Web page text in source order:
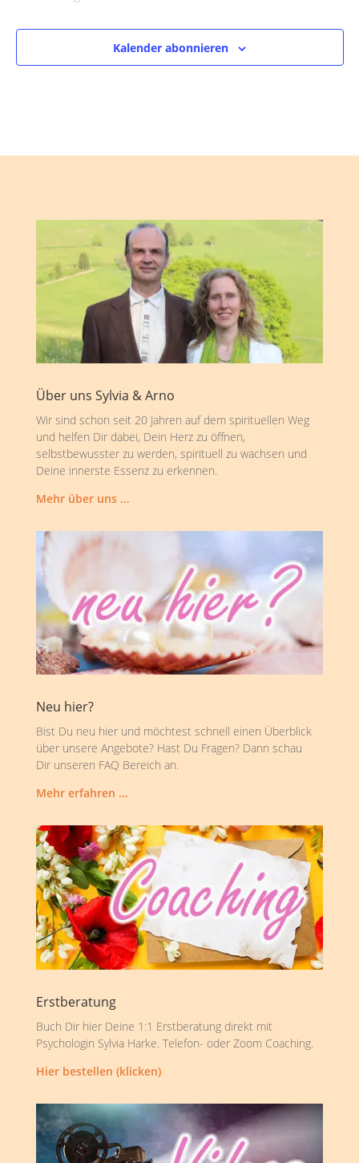
Kalender abonnieren
Über uns Sylvia & Arno
Wir sind schon seit 20 Jahren auf dem spirituellen Weg
und helfen Dir dabei, Dein Herz zu öffnen,
selbstbewusster zu werden, spirituell zu wachsen und
Deine innerste Essenz zu erkennen.
Mehr über uns …
Neu hier?
Bist Du neu hier und möchtest schnell einen Überblick
über unsere Angebote? Hast Du Fragen? Dann schau
Dir unseren FAQ Bereich an.
Mehr erfahren …
Erstberatung
Buch Dir hier Deine 1:1 Erstberatung direkt mit
Psychologin Sylvia Harke. Telefon- oder Zoom Coaching.
Hier bestellen (klicken)